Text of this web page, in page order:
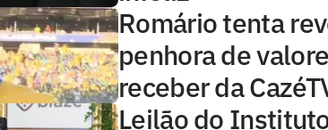
Romário tenta
penhora de
receber da
Leilão do